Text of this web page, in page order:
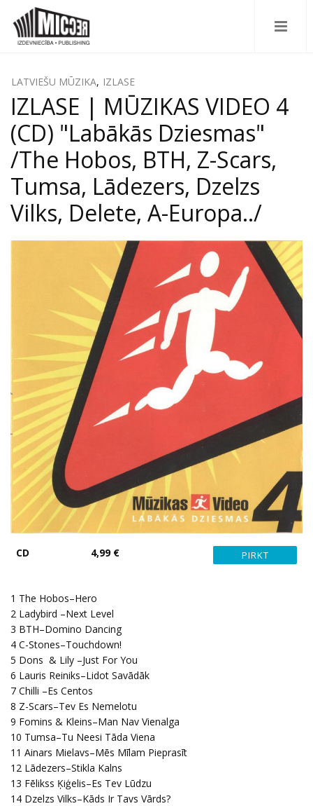
LATVIEŠU MŪZIKA, IZLASE
IZLASE | MŪZIKAS VIDEO 4
(CD) "Labākās Dziesmas"
/The Hobos, BTH, Z-Scars,
Tumsa, Lādezers, Dzelzs
Vilks, Delete, A-Europa../
CD 4,99 €
1 The Hobos–Hero
2 Ladybird –Next Level
3 BTH–Domino Dancing
4 C-Stones–Touchdown!
5 Dons & Lily –Just For You
6 Lauris Reiniks–Lidot Savādāk
7 Chilli –Es Centos
8 Z-Scars–Tev Es Nemelotu
9 Fomins & Kleins–Man Nav Vienalga
10 Tumsa–Tu Neesi Tāda Viena
11 Ainars Mielavs–Mēs Mīlam Pieprasīt
12 Lādezers–Stikla Kalns
13 Fēlikss Ķiģelis–Es Tev Lūdzu
14 Dzelzs Vilks–Kāds Ir Tavs Vārds?